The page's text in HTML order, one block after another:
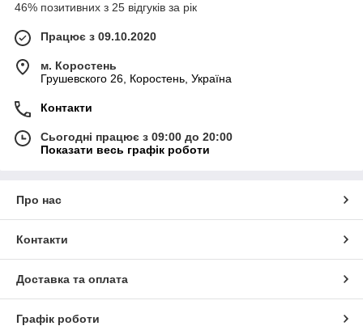
46% позитивних з 25 відгуків за рік
Працює з 09.10.2020
м. Коростень
Грушевского 26, Коростень, Україна
Контакти
Сьогодні працює з 09:00 до 20:00
Показати весь графік роботи
Про нас
Контакти
Доставка та оплата
Графік роботи